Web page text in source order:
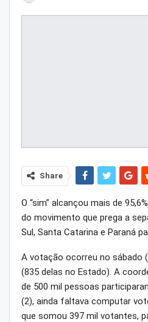
Share
O “sim” alcançou mais de
do movimento que prega a
Sul, Santa Catarina e Paraná
A votação ocorreu no sábado
(835 delas no Estado). A
de 500 mil pessoas
(2), ainda faltava computar
que somou 397 mil votantes,